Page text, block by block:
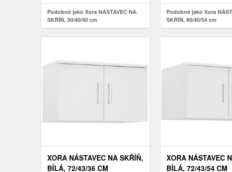
Podobně jako Xora NÁSTAVEC NA
SKŘÍŇ, 30/40/40 cm
Podobně jako Xora
SKŘÍŇ, 80/40/54 cm
XORA NÁSTAVEC NA SKŘÍŇ,
BÍLÁ, 72/43/36 CM
XORA NÁSTAVEC
BÍLÁ, 72/43/54 CM